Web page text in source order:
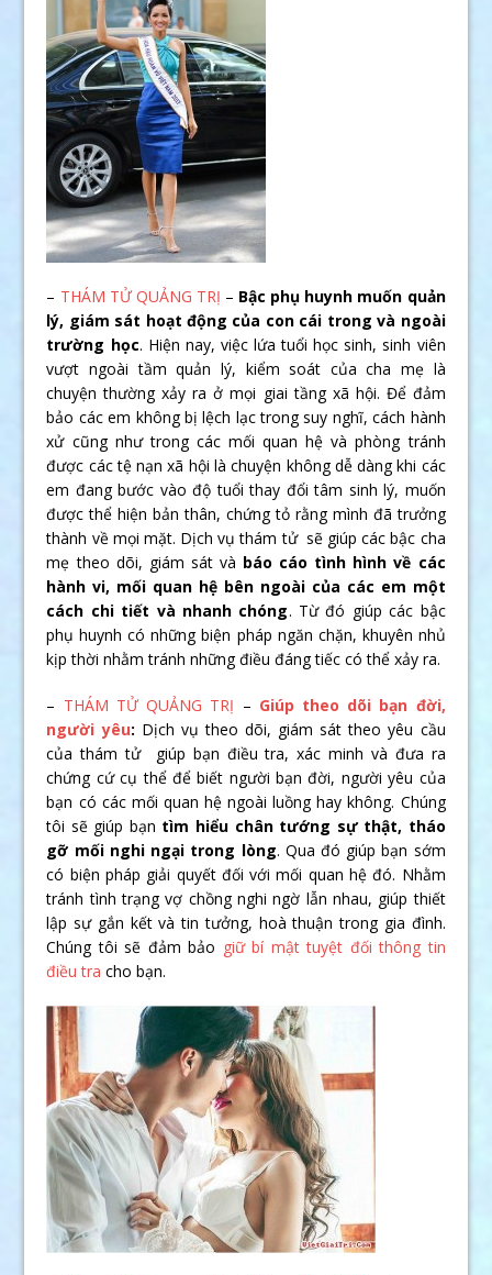
– THÁM TỬ QUẢNG TRỊ – Bậc phụ huynh muốn quản
lý, giám sát hoạt động của con cái trong và ngoài
trường học. Hiện nay, việc lứa tuổi học sinh, sinh viên
vượt ngoài tầm quản lý, kiểm soát của cha mẹ là
chuyện thường xảy ra ở mọi giai tầng xã hội. Để đảm
bảo các em không bị lệch lạc trong suy nghĩ, cách hành
xử cũng như trong các mối quan hệ và phòng tránh
được các tệ nạn xã hội là chuyện không dễ dàng khi các
em đang bước vào độ tuổi thay đổi tâm sinh lý, muốn
được thể hiện bản thân, chứng tỏ rằng mình đã trưởng
thành về mọi mặt. Dịch vụ thám tử sẽ giúp các bậc cha
mẹ theo dõi, giám sát và báo cáo tình hình về các
hành vi, mối quan hệ bên ngoài của các em một
cách chi tiết và nhanh chóng. Từ đó giúp các bậc
phụ huynh có những biện pháp ngăn chặn, khuyên nhủ
kịp thời nhằm tránh những điều đáng tiếc có thể xảy ra.
– THÁM TỬ QUẢNG TRỊ – Giúp theo dõi bạn đời,
người yêu: Dịch vụ theo dõi, giám sát theo yêu cầu
của thám tử giúp bạn điều tra, xác minh và đưa ra
chứng cứ cụ thể để biết người bạn đời, người yêu của
bạn có các mối quan hệ ngoài luồng hay không. Chúng
tôi sẽ giúp bạn tìm hiểu chân tướng sự thật, tháo
gỡ mối nghi ngại trong lòng. Qua đó giúp bạn sớm
có biện pháp giải quyết đối với mối quan hệ đó. Nhằm
tránh tình trạng vợ chồng nghi ngờ lẫn nhau, giúp thiết
lập sự gắn kết và tin tưởng, hoà thuận trong gia đình.
Chúng tôi sẽ đảm bảo giữ bí mật tuyệt đối thông tin
điều tra cho bạn.